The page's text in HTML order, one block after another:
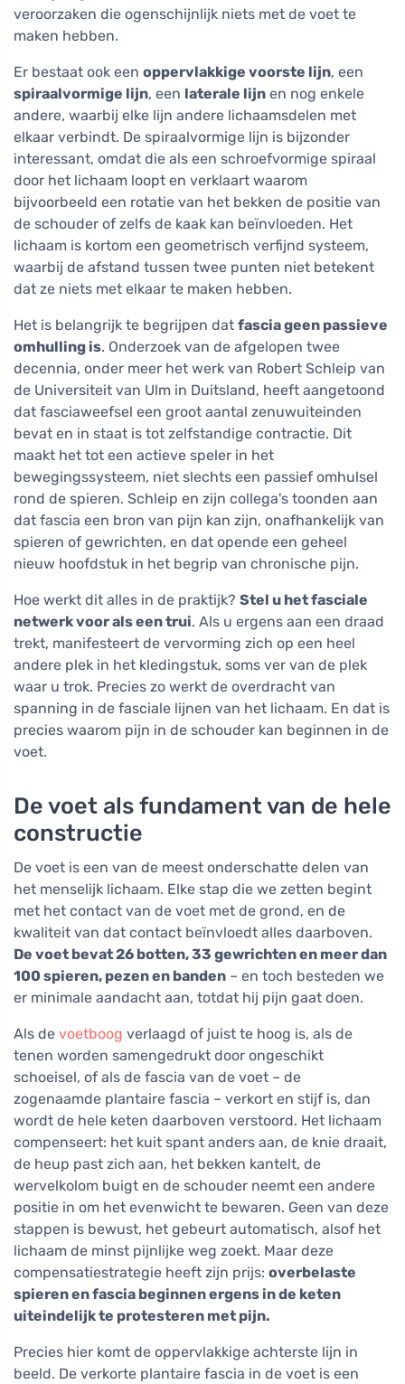
veroorzaken die ogenschijnlijk niets met de voet te
maken hebben.
Er bestaat ook een oppervlakkige voorste lijn, een
spiraalvormige lijn, een laterale lijn en nog enkele
andere, waarbij elke lijn andere lichaamsdelen met
elkaar verbindt. De spiraalvormige lijn is bijzonder
interessant, omdat die als een schroefvormige spiraal
door het lichaam loopt en verklaart waarom
bijvoorbeeld een rotatie van het bekken de positie van
de schouder of zelfs de kaak kan beïnvloeden. Het
lichaam is kortom een geometrisch verfijnd systeem,
waarbij de afstand tussen twee punten niet betekent
dat ze niets met elkaar te maken hebben.
Het is belangrijk te begrijpen dat fascia geen passieve
omhulling is. Onderzoek van de afgelopen twee
decennia, onder meer het werk van Robert Schleip van
de Universiteit van Ulm in Duitsland, heeft aangetoond
dat fasciaweefsel een groot aantal zenuwuiteinden
bevat en in staat is tot zelfstandige contractie. Dit
maakt het tot een actieve speler in het
bewegingssysteem, niet slechts een passief omhulsel
rond de spieren. Schleip en zijn collega's toonden aan
dat fascia een bron van pijn kan zijn, onafhankelijk van
spieren of gewrichten, en dat opende een geheel
nieuw hoofdstuk in het begrip van chronische pijn.
Hoe werkt dit alles in de praktijk? Stel u het fasciale
netwerk voor als een trui. Als u ergens aan een draad
trekt, manifesteert de vervorming zich op een heel
andere plek in het kledingstuk, soms ver van de plek
waar u trok. Precies zo werkt de overdracht van
spanning in de fasciale lijnen van het lichaam. En dat is
precies waarom pijn in de schouder kan beginnen in de
voet.
De voet als fundament van de hele
constructie
De voet is een van de meest onderschatte delen van
het menselijk lichaam. Elke stap die we zetten begint
met het contact van de voet met de grond, en de
kwaliteit van dat contact beïnvloedt alles daarboven.
De voet bevat 26 botten, 33 gewrichten en meer dan
100 spieren, pezen en banden – en toch besteden we
er minimale aandacht aan, totdat hij pijn gaat doen.
Als de voetboog verlaagd of juist te hoog is, als de
tenen worden samengedrukt door ongeschikt
schoeisel, of als de fascia van de voet – de
zogenaamde plantaire fascia – verkort en stijf is, dan
wordt de hele keten daarboven verstoord. Het lichaam
compenseert: het kuit spant anders aan, de knie draait,
de heup past zich aan, het bekken kantelt, de
wervelkolom buigt en de schouder neemt een andere
positie in om het evenwicht te bewaren. Geen van deze
stappen is bewust, het gebeurt automatisch, alsof het
lichaam de minst pijnlijke weg zoekt. Maar deze
compensatiestrategie heeft zijn prijs: overbelaste
spieren en fascia beginnen ergens in de keten
uiteindelijk te protesteren met pijn.
Precies hier komt de oppervlakkige achterste lijn in
beeld. De verkorte plantaire fascia in de voet is een